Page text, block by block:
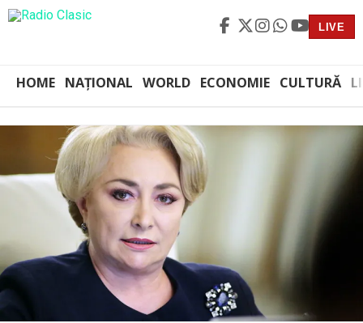
LIVE
HOME NAȚIONAL WORLD ECONOMIE CULTURĂ